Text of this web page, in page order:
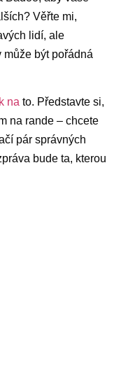
Věřte mi,
lidí, ale
být pořádná
na to. Představte si,
na rande – chcete
pár správných
bude ta, kterou